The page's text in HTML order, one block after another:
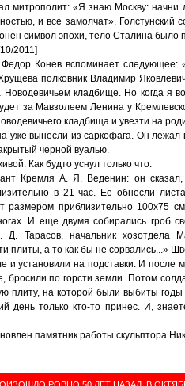
митрополит: «Я знаю Москву:
и все замолчат». Голстунский
символ эпохи, тело Сталина было
2011]
Конев вспоминает следующее:
полковник Владимир
кладбище. Но когда я
за Мавзолеем Ленина у
кладбища и увезти на
уже вынесли из саркофага. Он лежал
черной вуалью.
Как будто уснул только что.
Кремля А. Я. Веденин: он
в 21 час. Ее обнесли
размером приблизительно 100х75
И еще двумя собирались гроб
Д. Тарасов, начальник хозотдела
плиты, а то как бы не сорвались...»
и установили на подставки. И после
бросили по горсти земли. Потом
плиту, на которой были выбиты
только кто-то принес. И,
памятник работы скульптора